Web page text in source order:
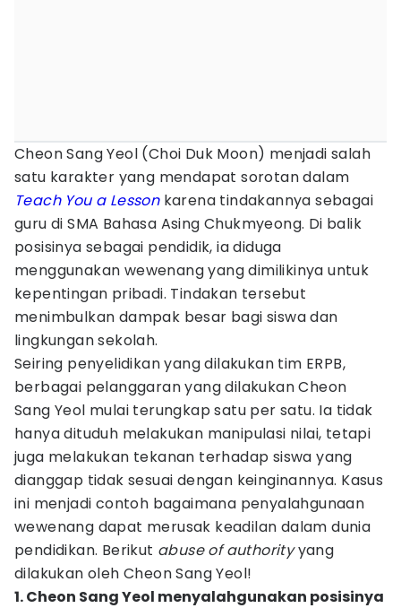
Cheon Sang Yeol (Choi Duk Moon) menjadi salah
satu karakter yang mendapat sorotan dalam
Teach You a Lessonkarena tindakannya sebagai
guru di SMA Bahasa Asing Chukmyeong. Di balik
posisinya sebagai pendidik, ia diduga
menggunakan wewenang yang dimilikinya untuk
kepentingan pribadi. Tindakan tersebut
menimbulkan dampak besar bagi siswa dan
lingkungan sekolah.
Seiring penyelidikan yang dilakukan tim ERPB,
berbagai pelanggaran yang dilakukan Cheon
Sang Yeol mulai terungkap satu per satu. Ia tidak
hanya dituduh melakukan manipulasi nilai, tetapi
juga melakukan tekanan terhadap siswa yang
dianggap tidak sesuai dengan keinginannya. Kasus
ini menjadi contoh bagaimana penyalahgunaan
wewenang dapat merusak keadilan dalam dunia
pendidikan. Berikut abuse of authorityyang
dilakukan oleh Cheon Sang Yeol!
1. Cheon Sang Yeol menyalahgunakan posisinya